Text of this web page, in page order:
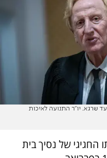
שרגא. יו"ר התנועה לאיכות
של נסיך בית